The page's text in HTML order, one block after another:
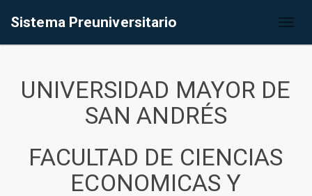
Sistema Preuniversitario
UNIVERSIDAD MAYOR DE
SAN ANDRÉS
FACULTAD DE CIENCIAS
ECONOMICAS Y